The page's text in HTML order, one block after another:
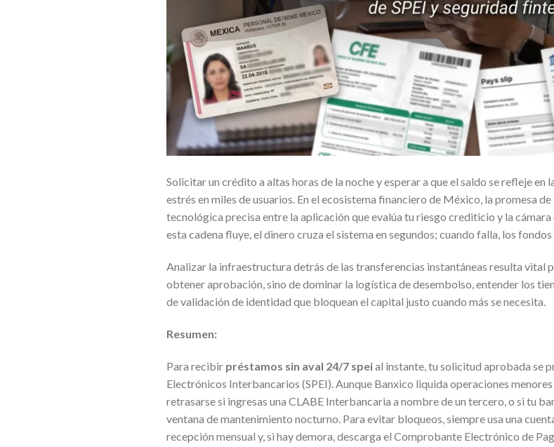
Solicitar un crédito a altas horas de la noche y esperar a que el saldo se refleje en
estrés en miles de usuarios. En el ecosistema financiero de México, la promesa
tecnológica precisa entre la aplicación que evalúa tu riesgo crediticio y la
esta cadena fluye, el dinero cruza el sistema en segundos; cuando falla, los
Analizar la infraestructura detrás de las transferencias instantáneas resulta vital
obtener aprobación, sino de dominar la logística de desembolso, entender los
de validación de identidad que bloquean el capital justo cuando más se necesita.
Resumen:
Para recibir préstamos sin aval 24/7 speial instante, tu solicitud aprobada se
Electrónicos Interbancarios (SPEI). Aunque Banxico liquida operaciones
retrasarse si ingresas una CLABE Interbancaria a nombre de un tercero, o si tu
ventana de mantenimiento nocturno. Para evitar bloqueos, siempre usa una
recepción mensual y, si hay demora, descarga el Comprobante Electrónico de